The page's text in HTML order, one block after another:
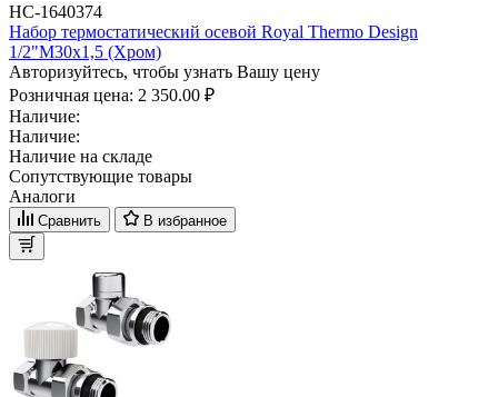
НС-1640374
Набор термостатический осевой Royal Thermo Design
1/2"М30х1,5 (Хром)
Авторизуйтесь, чтобы узнать Вашу цену
Розничная цена: 2 350.00 ₽
Наличие:
Наличие:
Наличие на складе
Сопутствующие товары
Аналоги
Сравнить В избранное